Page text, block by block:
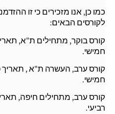
כמו כן, אנו מזכירים כי זו
לקורסים הבאים:
חמישי.
חמישי.
רביעי.